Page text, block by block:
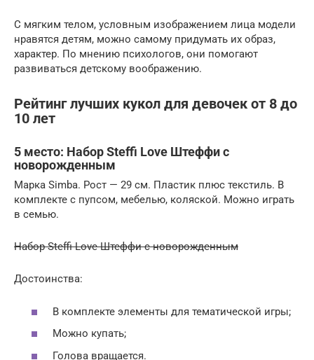
С мягким телом, условным изображением лица модели
нравятся детям, можно самому придумать их образ,
характер. По мнению психологов, они помогают
развиваться детскому воображению.
Рейтинг лучших кукол для девочек от 8 до
10 лет
5 место: Набор Steffi Love Штеффи с
новорожденным
Марка Simba. Рост — 29 см. Пластик плюс текстиль. В
комплекте с пупсом, мебелью, коляской. Можно играть
в семью.
Набор Steffi Love Штеффи с новорожденным
Достоинства:
В комплекте элементы для тематической игры;
Можно купать;
Голова вращается.